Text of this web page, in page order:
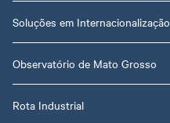
Soluções em Internacionalização
Observatório de Mato Grosso
Rota Industrial